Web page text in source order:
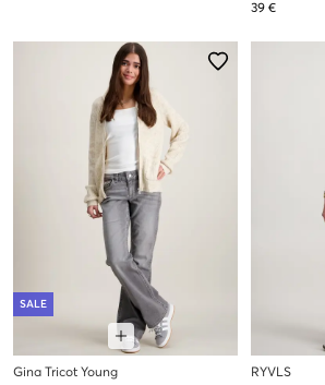
39 €
SALE
Gina Tricot Young
RYVLS